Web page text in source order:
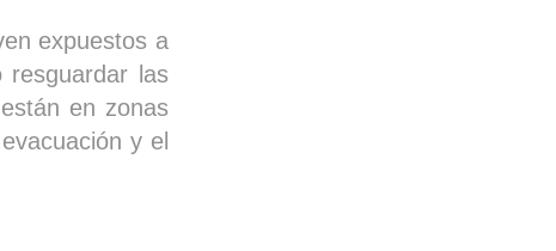
expuestos a
las
en zonas
y el